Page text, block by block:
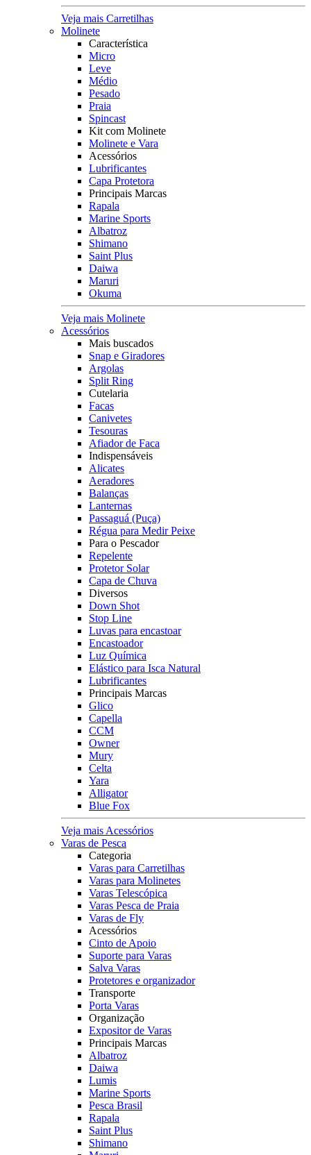
Veja mais Carretilhas
Molinete
Característica
Micro
Leve
Médio
Pesado
Praia
Spincast
Kit com Molinete
Molinete e Vara
Acessórios
Lubrificantes
Capa Protetora
Principais Marcas
Rapala
Marine Sports
Albatroz
Shimano
Saint Plus
Daiwa
Maruri
Okuma
Veja mais Molinete
Acessórios
Mais buscados
Snap e Giradores
Argolas
Split Ring
Cutelaria
Facas
Canivetes
Tesouras
Afiador de Faca
Indispensáveis
Alicates
Aeradores
Balanças
Lanternas
Passaguá (Puça)
Régua para Medir Peixe
Para o Pescador
Repelente
Protetor Solar
Capa de Chuva
Diversos
Down Shot
Stop Line
Luvas para encastoar
Encastoador
Luz Química
Elástico para Isca Natural
Lubrificantes
Principais Marcas
Glico
Capella
CCM
Owner
Mury
Celta
Yara
Alligator
Blue Fox
Veja mais Acessórios
Varas de Pesca
Categoria
Varas para Carretilhas
Varas para Molinetes
Varas Telescópica
Varas Pesca de Praia
Varas de Fly
Acessórios
Cinto de Apoio
Suporte para Varas
Salva Varas
Protetores e organizador
Transporte
Porta Varas
Organização
Expositor de Varas
Principais Marcas
Albatroz
Daiwa
Lumis
Marine Sports
Pesca Brasil
Rapala
Saint Plus
Shimano